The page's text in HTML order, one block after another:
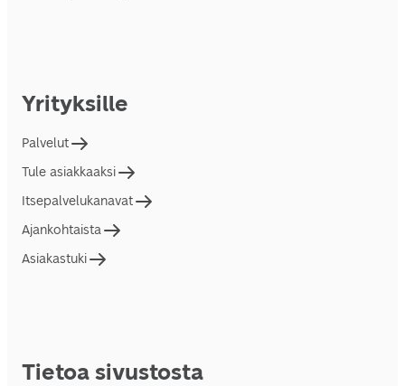
Yrityksille
Palvelut
Tule asiakkaaksi
Itsepalvelukanavat
Ajankohtaista
Asiakastuki
Tietoa sivustosta